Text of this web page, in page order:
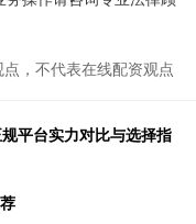
，不代表在线配资观点
平台实力对比与选择指